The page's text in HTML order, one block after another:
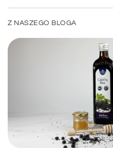
Z NASZEGO BLOGA